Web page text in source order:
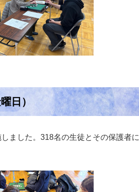
日）
ました。318名の生徒とその保護者に